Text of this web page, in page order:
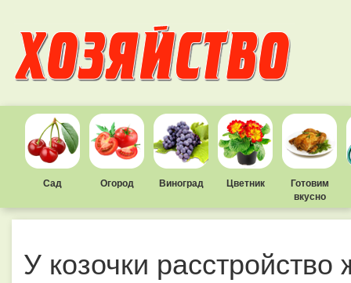
Сад Огород Виноград Цветник
Готовим
вкусно
У козочки расстройство